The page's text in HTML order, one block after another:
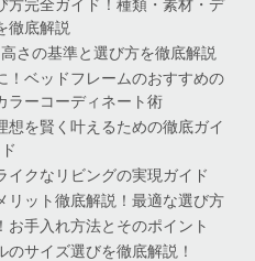
方完全ガイド！種類・素材・デ
徹底解説
さの基準と選び方を徹底解説
！ベッドフレームのおすすめの
ラーコーディネート術
想を賢く叶えるための徹底ガイ
ド
イクなリビングの実現ガイド
リット徹底解説！最適な選び方
お手入れ方法とそのポイント
サイズ選びを徹底解説！